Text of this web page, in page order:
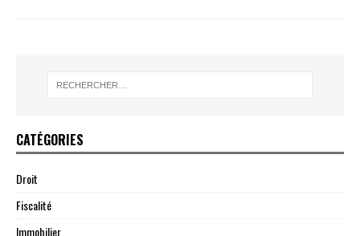
CATÉGORIES
Droit
Fiscalité
Immobilier